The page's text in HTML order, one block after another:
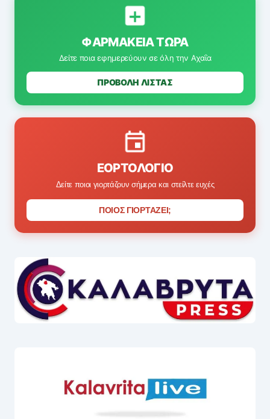
ΦΑΡΜΑΚΕΊΑ ΤΏΡΑ
Δείτε ποια εφημερεύουν σε όλη την Αχαΐα
ΠΡΟΒΟΛΗ ΛΙΣΤΑΣ
ΕΟΡΤΟΛΌΓΙΟ
Δείτε ποιοι γιορτάζουν σήμερα και στείλτε ευχές
ΠΟΙΟΣ ΓΙΟΡΤΑΖΕΙ;